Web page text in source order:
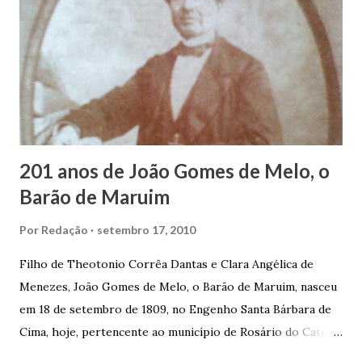
garçon, dono de bar, de armarinho e depois de uma
panificação. “Ao contrário de muitos, que renegam suas
raízes e procuram obscurecer seu passado, orgulhava-se
em defender o pão como garçon, tendo incontáveis vezes
que trabalhar copiosamente fora de seu horário normal em
trocas de gorjetas que c...
201 anos de João Gomes de Melo, o
Barão de Maruim
Por Redação setembro 17, 2010
Filho de Theotonio Corrêa Dantas e Clara Angélica de
Menezes, João Gomes de Melo, o Barão de Maruim, nasceu
em 18 de setembro de 1809, no Engenho Santa Bárbara de
Cima, hoje, pertencente ao município de Rosário do Catete.